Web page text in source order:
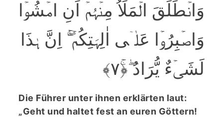
وَانۡطَلَقَ الۡمَلَاُ مِنۡہُمۡ اَنِ امۡشُوۡا
وَاصۡبِرُوۡا عَلٰۤی اٰلِہَتِکُمۡ ۚۖ اِنَّ ہٰذَا
لَشَیۡءٌ یُّرَادُ ۖ﴿ۚ۷﴾
Die Führer unter ihnen erklärten laut:
„Geht und haltet fest an euren Göttern!